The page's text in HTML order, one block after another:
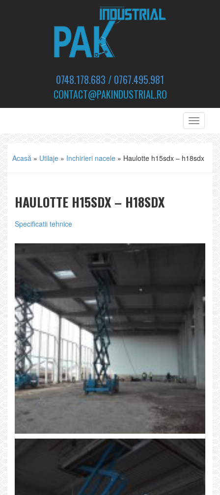
0748.178.683 / 0767.495.981
CONTACT@PAKINDUSTRIAL.RO
Toggle
Acasă » Utilaje » Inchirieri nacele » Haulotte h15sdx – h18sdx
HAULOTTE H15SDX – H18SDX
Specificatii tehnice